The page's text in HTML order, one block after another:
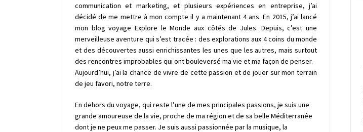
communication et marketing, et plusieurs expériences en entreprise, j’ai
décidé de me mettre à mon compte il y a maintenant 4 ans. En 2015, j’ai lancé
mon blog voyage Explore le Monde aux côtés de Jules. Depuis, c’est une
merveilleuse aventure qui s’est tracée : des explorations aux 4 coins du monde
et des découvertes aussi enrichissantes les unes que les autres, mais surtout
des rencontres improbables qui ont bouleversé ma vie et ma façon de penser.
Aujourd’hui, j’ai la chance de vivre de cette passion et de jouer sur mon terrain
de jeu favori, notre terre.
En dehors du voyage, qui reste l’une de mes principales passions, je suis une
grande amoureuse de la vie, proche de ma région et de sa belle Méditerranée
dont je ne peux me passer. Je suis aussi passionnée par la musique, la